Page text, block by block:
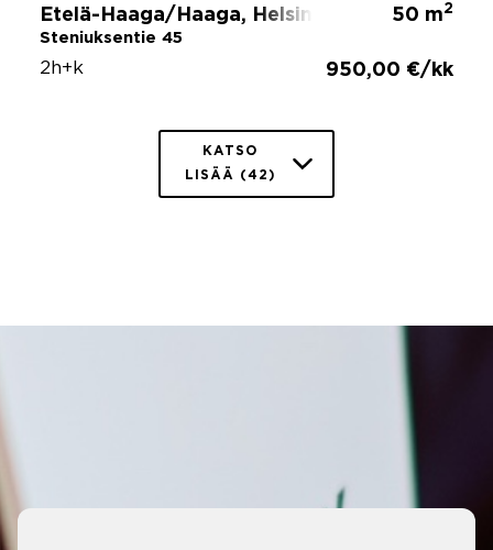
Etelä-Haaga/Haaga, Helsinki
Steniuksentie 45
50 m2
2h+k 950,00 €/kk
KATSO
LISÄÄ (42)